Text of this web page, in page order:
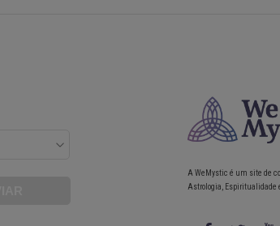
A WeMystic é um site de
Astrologia, Espiritualidade